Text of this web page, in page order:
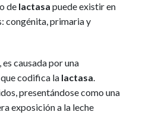
de lactasa puede existir en
congénita, primaria y
causada por una
codifica la lactasa.
presentándose como una
exposición a la leche